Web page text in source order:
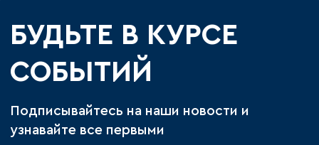
БУДЬТЕ В КУРСЕ
СОБЫТИЙ
Подписывайтесь на наши новости и
узнавайте все первыми